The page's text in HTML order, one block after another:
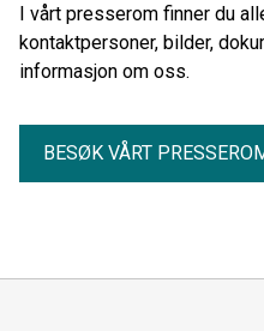
I vårt presserom finner du
kontaktpersoner, bilder,
informasjon om oss.
BESØK VÅRT